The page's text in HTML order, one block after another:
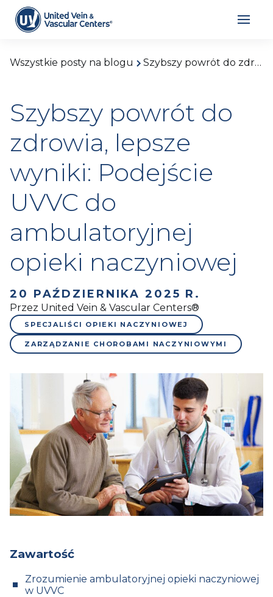
Wszystkie posty na blogu Szybszy powrót do zdrowia, lepsze wyniki: Podejście UVVC do ambulatoryjnej opieki naczyniowej
Szybszy powrót do
zdrowia, lepsze
wyniki: Podejście
UVVC do
ambulatoryjnej
opieki naczyniowej
20 PAŹDZIERNIKA 2025 R.
Przez United Vein & Vascular Centers®
SPECJALIŚCI OPIEKI NACZYNIOWEJ
ZARZĄDZANIE CHOROBAMI NACZYNIOWYMI
Zawartość
Zrozumienie ambulatoryjnej opieki naczyniowej
w UVVC